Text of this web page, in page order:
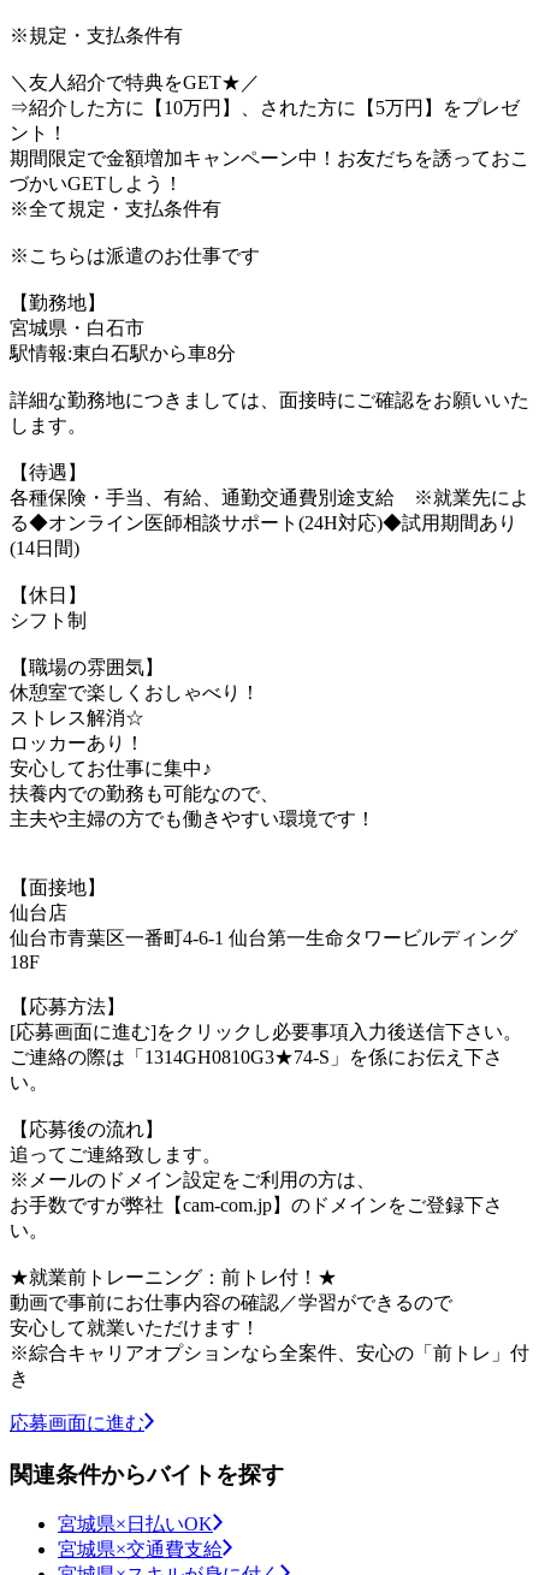
※規定・支払条件有
＼友人紹介で特典をGET★／
⇒紹介した方に【10万円】、された方に【5万円】をプレゼ
ント！
期間限定で金額増加キャンペーン中！お友だちを誘っておこ
づかいGETしよう！
※全て規定・支払条件有
※こちらは派遣のお仕事です
【勤務地】
宮城県・白石市
駅情報:東白石駅から車8分
詳細な勤務地につきましては、面接時にご確認をお願いいた
します。
【待遇】
各種保険・手当、有給、通勤交通費別途支給 ※就業先によ
る◆オンライン医師相談サポート(24H対応)◆試用期間あり
(14日間)
【休日】
シフト制
【職場の雰囲気】
休憩室で楽しくおしゃべり！
ストレス解消☆
ロッカーあり！
安心してお仕事に集中♪
扶養内での勤務も可能なので、
主夫や主婦の方でも働きやすい環境です！
【面接地】
仙台店
仙台市青葉区一番町4-6-1 仙台第一生命タワービルディング
18F
【応募方法】
[応募画面に進む]をクリックし必要事項入力後送信下さい。
ご連絡の際は「1314GH0810G3★74-S」を係にお伝え下さ
い。
【応募後の流れ】
追ってご連絡致します。
※メールのドメイン設定をご利用の方は、
お手数ですが弊社【cam-com.jp】のドメインをご登録下さ
い。
★就業前トレーニング：前トレ付！★
動画で事前にお仕事内容の確認／学習ができるので
安心して就業いただけます！
※綜合キャリアオプションなら全案件、安心の「前トレ」付
き
応募画面に進む
関連条件からバイトを探す
宮城県×日払いOK
宮城県×交通費支給